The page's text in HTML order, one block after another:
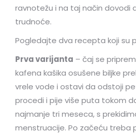
ravnotežu i na taj način dovodi
trudnoće.
Pogledajte dva recepta koji su
Prva varijanta – čaj se
kafena kašika osušene biljke
vrele vode i ostavi da odstoji
procedi i pije više puta tokom
najmanje tri meseca, s
menstruacije. Po začeću treba